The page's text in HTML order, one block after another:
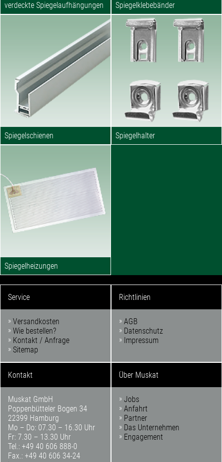
verdeckte Spiegelaufhängungen Spiegelklebebänder
Spiegelschienen Spiegelhalter
Spiegelheizungen
Service
Versandkosten
Wie bestellen?
Kontakt / Anfrage
Sitemap
Richtlinien
AGB
Datenschutz
Impressum
Kontakt
Muskat GmbH
Poppenbütteler Bogen 34
22399 Hamburg
Mo – Do: 07.30 – 16.30 Uhr
Fr: 7.30 – 13.30 Uhr
Tel.: +49 40 606 888-0
Fax.: +49 40 606 34-24
Über Muskat
Jobs
Anfahrt
Partner
Das Unternehmen
Engagement